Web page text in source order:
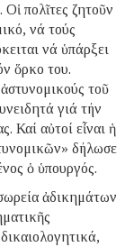
πολῖτες ζητοῦν
νά τούς
νά ὑπάρξει
ὅρκο του.
τοῦ
γιά τήν
Καί αὐτοί εἶναι ἡ
δήλωσε
ὁ ὑπουργός.
ἀδικημάτων